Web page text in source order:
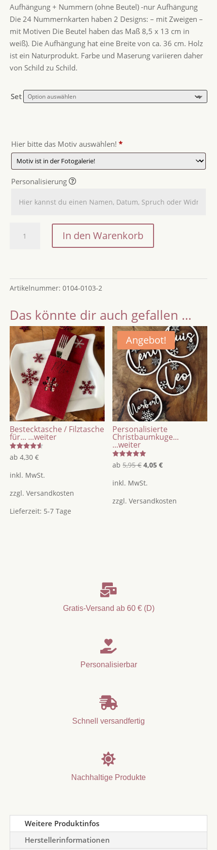
Aufhängung + Nummern (ohne Beutel) -nur Aufhängung
Die 24 Nummernkarten haben 2 Designs: – mit Zweigen –
mit Motiven Die Beutel haben das Maß 8,5 x 13 cm in
weiß). Die Aufhängung hat eine Breite von ca. 36 cm. Holz
ist ein Naturprodukt. Farbe und Maserung variieren daher
von Schild zu Schild.
Set
Hier bitte das Motiv auswählen! *
Personalisierung
Personalisierter
Adventskalender
Menge
In den Warenkorb
Artikelnummer: 0104-0103-2
Das könnte dir auch gefallen …
Bestecktasche / Filztasche
für... ...weiter
Bewertet
mit
von 5
ab 4,30 €
inkl. MwSt.
zzgl. Versandkosten
Lieferzeit: 5-7 Tage
Angebot!
Personalisierte
Christbaumkuge...
...weiter
Bewertet
mit
von 5
ab5,95€ Ursprünglicher
5,95 €
4,05€Aktueller
4,05 €.
inkl. MwSt.
zzgl.Versandkosten

Gratis-Versand ab 60 € (D)

Personalisierbar

Schnell versandfertig

Nachhaltige Produkte
Weitere Produktinfos
Herstellerinformationen